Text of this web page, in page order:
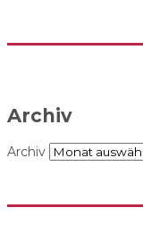
Archiv
Archiv